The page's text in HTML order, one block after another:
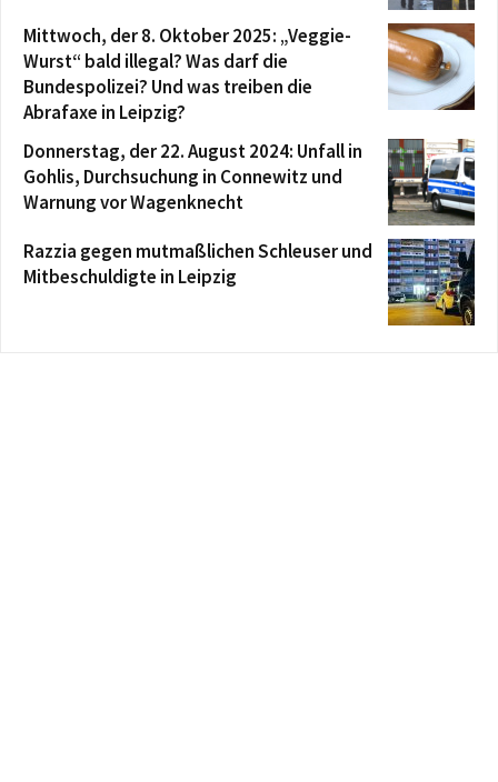
Mittwoch, der 8. Oktober 2025: „Veggie-
Wurst“ bald illegal? Was darf die
Bundespolizei? Und was treiben die
Abrafaxe in Leipzig?
Donnerstag, der 22. August 2024: Unfall in
Gohlis, Durchsuchung in Connewitz und
Warnung vor Wagenknecht
Razzia gegen mutmaßlichen Schleuser und
Mitbeschuldigte in Leipzig